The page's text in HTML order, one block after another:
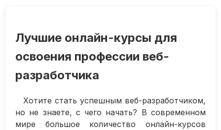
Лучшие онлайн-курсы для
освоения профессии веб-
разработчика
Хотите стать успешным веб-разработчиком,
но не знаете, с чего начать? В современном
мире большое количество онлайн-курсов